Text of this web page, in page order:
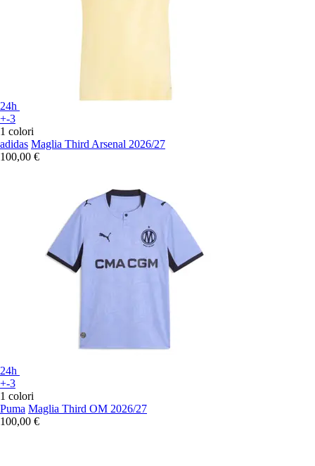
24h
+-3
1 colori
adidas Maglia Third Arsenal 2026/27
100,00 €
24h
+-3
1 colori
Puma Maglia Third OM 2026/27
100,00 €